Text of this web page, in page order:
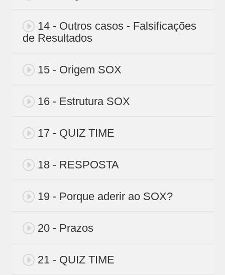
14 - Outros casos - Falsificações
de Resultados
15 - Origem SOX
16 - Estrutura SOX
17 - QUIZ TIME
18 - RESPOSTA
19 - Porque aderir ao SOX?
20 - Prazos
21 - QUIZ TIME